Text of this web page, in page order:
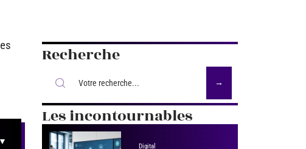
Recherche
Les incontournables
Digital